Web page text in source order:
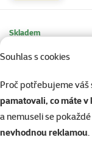
Souhlas s cookies
Proč potřebujeme
pamatovali, co máte v
a nemuseli se
nevhodnou reklamou.
Skladem